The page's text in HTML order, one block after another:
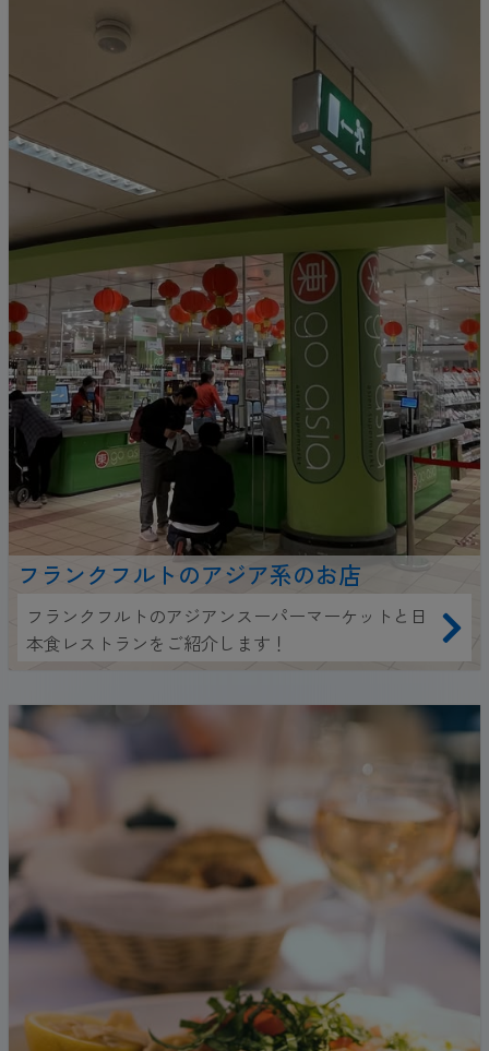
フランクフルトのアジア系のお店
フランクフルトのアジアンスーパーマーケットと日
本食レストランをご紹介します！